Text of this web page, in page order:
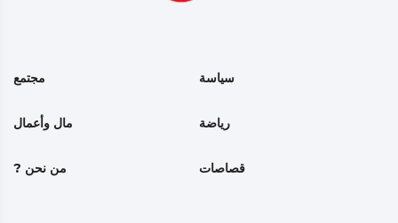
سياسة مجتمع
رياضة مال وأعمال
قصاصات من نحن ?